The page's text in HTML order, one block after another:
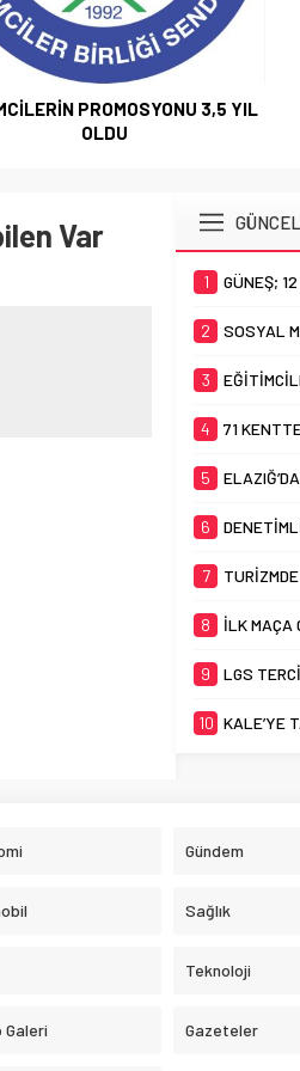
PROMOSYONU 3,5 YIL
OLDU
Var
1 GÜNEŞ;
2 SOSYAL
3
4 71
5
6
7
8 İLK MAÇA
9 LGS
10 KALE’YE
Gündem
Sağlık
Teknoloji
Galeri Gazeteler